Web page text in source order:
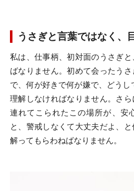
うさぎと言葉ではなく、
私は、仕事柄、初対面のうさぎ
ばなりません。初めて会ったう
で、何が好きで何が嫌で、どう
理解しなければなりません。さら
連れてこられたこの場所が、安
と、警戒しなくて大丈夫だよ、と
解ってもらわねばなりません。